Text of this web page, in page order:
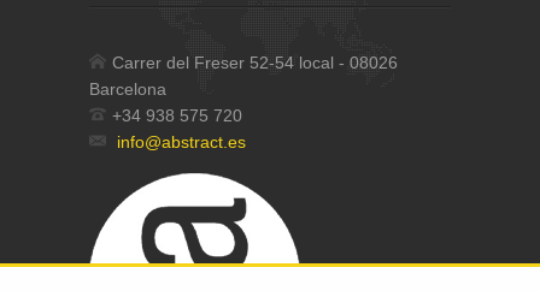
Carrer del Freser 52-54 local - 08026
Barcelona
+34 938 575 720
info@abstract.es